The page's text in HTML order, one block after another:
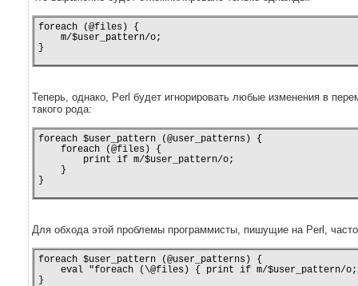
foreach (@files) {
    m/$user_pattern/o;
}
Теперь, однако, Perl будет игнорировать любые изменения в
такого рода:
foreach $user_pattern (@user_patterns) {
    foreach (@files) {
        print if m/$user_pattern/o;
    }
}
Для обхода этой проблемы программисты, пишущие на Perl,
foreach $user_pattern (@user_patterns) {
eval "foreach (\@files) { print if m/$user_pattern/
}